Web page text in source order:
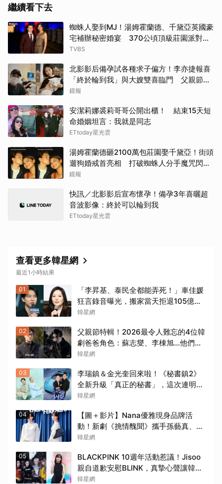
繼續看下去
蜘蛛人娶到MJ！湯姆霍蘭德、千黛亞英國豪
宅補辦秘密婚宴 370公頃頂級莊園派對曝
光
TVBS
北影影后備孕試各種求子偏方！李亦捷報喜
「終於輪到我」與大嫂雙喜臨門 父親節喊
話亡父：他一定在笑
鏡報
安潔莉娜裘莉哥哥公開出櫃！ 結束15天短
命婚姻坦言：我就是同志
ETtoday星光雲
湯姆霍蘭德砸2100萬包莊園娶千黛亞！街頭
遛狗婚戒首亮相 打破蜘蛛人分手魔咒閃爆
全場
鏡報
快訊／北影影后宣布懷孕！備孕3年喜曬超
音波影像：終於可以輪到我
ETtoday星光雲
查看更多韓星網
最近1小時結果
01
「李昇基、泰民全都能弄死！」車佳媛
狂言錄音曝光，搬家當天拒退105億保
證金、糾紛再升級
韓星網
02
父親節特輯！2026最令人難忘的4位韓
劇爸爸角色：蘇志燮、李棟旭...他們連
命都可以不要
韓星網
03
李瑞鎮＆金光奎回來啦！《秘書鎮2》
全新升級「真正的秘書」，這次連明星
私生活都包辦！8月28日首播
韓星網
04
【圖＋影片】Nana優雅現身品牌活
動！新劇《挑情醜聞》攜手孫藝真、池
昌旭9月登場
韓星網
05
BLACKPINK 10週年活動惹議！Jisoo
親自道歉安慰BLINK，真摯心聲讓韓網
直呼：「看了心裡好暖」
韓星網